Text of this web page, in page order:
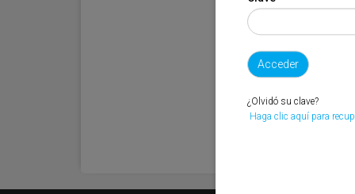
¿Olvidó su clave?
Haga clic aquí para